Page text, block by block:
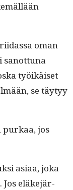
oman
san­ot­tuna
työikäiset
se täy­tyy
purkaa, jos
asi­aa, joka
Jos eläke­jär­